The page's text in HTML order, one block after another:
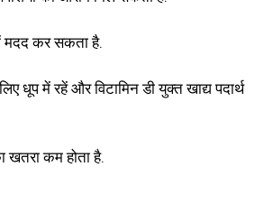
मदद कर सकता है.
धूप में रहें और विटामिन डी युक्त खाद्य पदार्थ
खतरा कम होता है.